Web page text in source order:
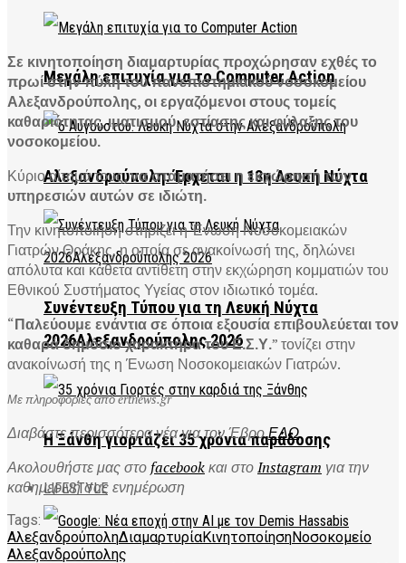
Μεγάλη επιτυχία για το Computer Action
Αλεξανδρούπολη: Έρχεται η 13η Λευκή Νύχτα
Συνέντευξη Τύπου για τη Λευκή Νύχτα
2026Αλεξανδρούπολης 2026
Η Ξάνθη γιορτάζει 35 χρόνια παράδοσης
LIFESTYLE
Σε κινητοποίηση διαμαρτυρίας προχώρησαν εχθές το
πρωί στην πύλη του πανεπιστημιακού νοσοκομείου
Αλεξανδρούπολης, οι εργαζόμενοι στους τομείς
καθαριότητας, ιματισμού, εστίασης και φύλαξης του
νοσοκομείου.
Κύριο αίτημά τους, να σταματήσει η εκχώρηση των
υπηρεσιών αυτών σε ιδιώτη.
Την κινητοποίηση στηρίζει η Ένωση Νοσοκομειακών
Γιατρών Θράκης, η οποία σε ανακοίνωσή της, δηλώνει
απόλυτα και κάθετα αντίθετη στην εκχώρηση κομματιών του
Εθνικού Συστήματος Υγείας στον ιδιωτικό τομέα.
“Παλεύουμε ενάντια σε όποια εξουσία επιβουλεύεται τον
καθαρά δημόσιο χαρακτήρα του Ε.Σ.Υ.” τονίζει στην
ανακοίνωσή της η Ένωση Νοσοκομειακών Γιατρών.
Με πληροφορίες από ertnews.gr
Διαβάστε περισσότερα νέα για τον ΈβροΕΔΩ
Ακολουθήστε μας στο facebookκαι στοInstagram για την
καθημερινή σας ενημέρωση
Tags:
ΑλεξανδρούποληΔιαμαρτυρίαΚινητοποίησηΝοσοκομείο
Αλεξανδρούπολης